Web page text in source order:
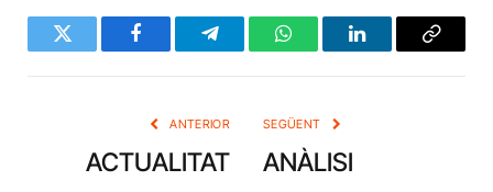
Twitter FacebookTelegramWhatsAppLinkedInCopy
ANTERIOR
ACTUALITAT
SEGÜENT
ANÀLISI